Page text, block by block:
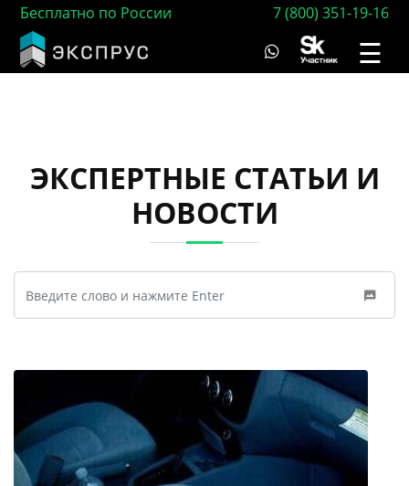
Бесплатно по России 7 (800) 351-19-16
☰
ЭКСПЕРТНЫЕ СТАТЬИ И
НОВОСТИ